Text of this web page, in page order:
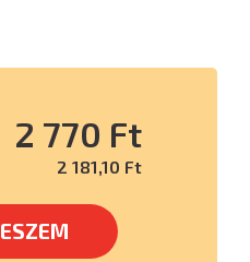
2 770 Ft
2 181,10 Ft